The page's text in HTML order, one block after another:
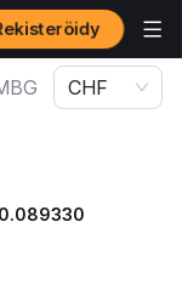
CHF
0.089330